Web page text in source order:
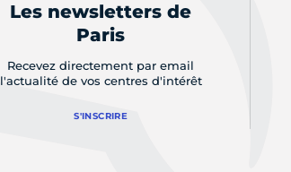
Les newsletters de
Paris
Recevez directement par email
l'actualité de vos centres d'intérêt
S'INSCRIRE